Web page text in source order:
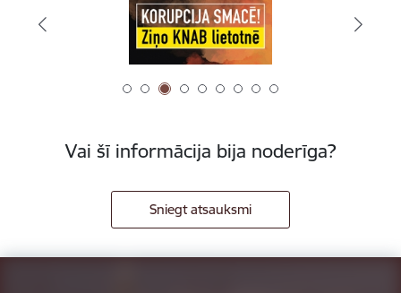
Vai šī informācija bija noderīga?
Sniegt atsauksmi